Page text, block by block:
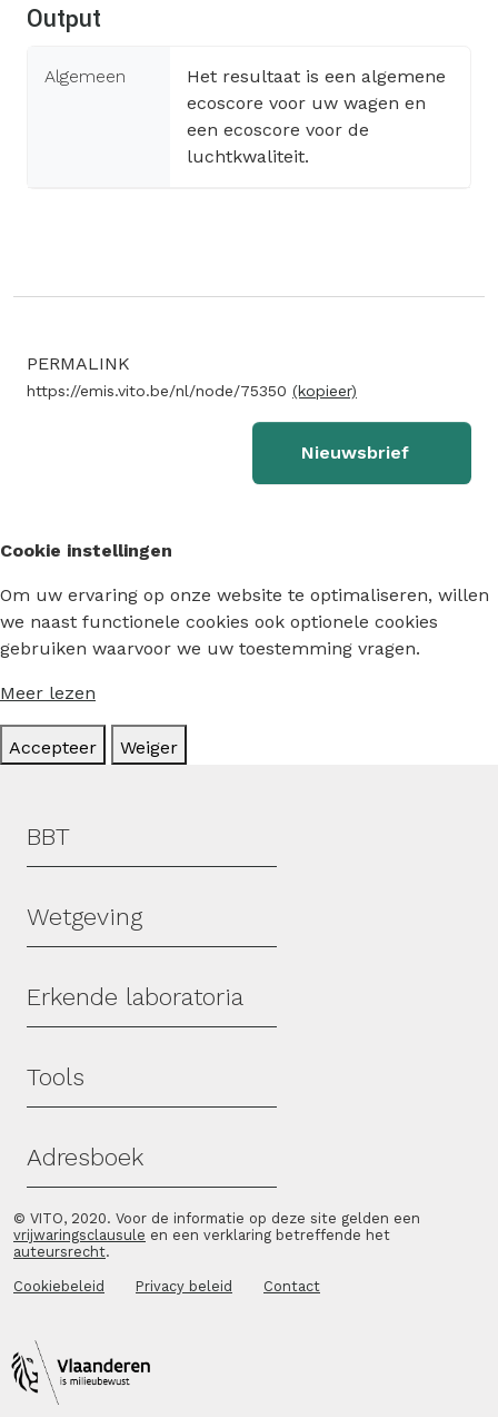
Output
Algemeen
Het resultaat is een algemene
ecoscore voor uw wagen en
een ecoscore voor de
luchtkwaliteit.
PERMALINK
https://emis.vito.be/nl/node/75350 (kopieer)
Nieuwsbrief
Cookie instellingen
Om uw ervaring op onze website te optimaliseren, willen
we naast functionele cookies ook optionele cookies
gebruiken waarvoor we uw toestemming vragen.
Meer lezen
Accepteer Weiger
Hoofdmenu
BBT
Wetgeving
Erkende laboratoria
Tools
Adresboek
© VITO, 2020. Voor de informatie op deze site gelden een
vrijwaringsclausule en een verklaring betreffende het
auteursrecht.
Cookiebeleid Privacy beleid Contact